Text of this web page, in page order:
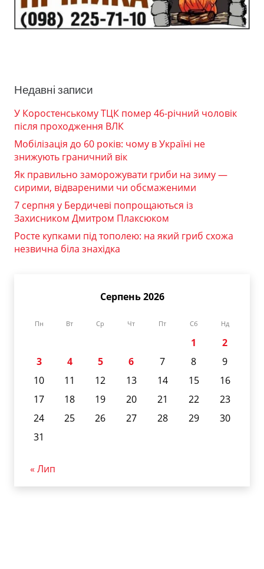
Недавні записи
У Коростенському ТЦК помер 46-річний чоловік
після проходження ВЛК
Мобілізація до 60 років: чому в Україні не
знижують граничний вік
Як правильно заморожувати гриби на зиму —
сирими, відвареними чи обсмаженими
7 серпня у Бердичеві попрощаються із
Захисником Дмитром Плаксюком
Росте купками під тополею: на який гриб схожа
незвична біла знахідка
Серпень 2026
Пн Вт Ср Чт Пт Сб Нд
1
2
3
4 5 6 7 8
9
10
11 12 13 14 15
16
17
18 19 20 21 22
23
24
25 26 27 28 29
30
31
« Лип